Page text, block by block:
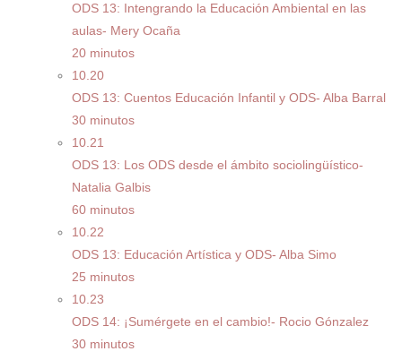
ODS 13: Intengrando la Educación Ambiental en las
aulas- Mery Ocaña
20 minutos
10.20
ODS 13: Cuentos Educación Infantil y ODS- Alba Barral
30 minutos
10.21
ODS 13: Los ODS desde el ámbito sociolingüístico-
Natalia Galbis
60 minutos
10.22
ODS 13: Educación Artística y ODS- Alba Simo
25 minutos
10.23
ODS 14: ¡Sumérgete en el cambio!- Rocio Gónzalez
30 minutos